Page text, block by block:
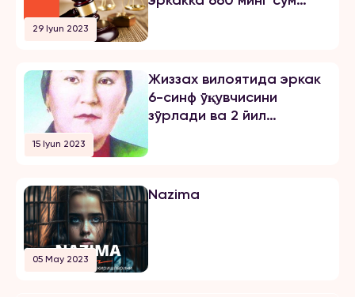
29 Iyun 2023
15 Iyun 2023
Жиззах вилоятида эркак
6-синф ўқувчисини
зўрлади ва 2 йил
05 May 2023
Nazima